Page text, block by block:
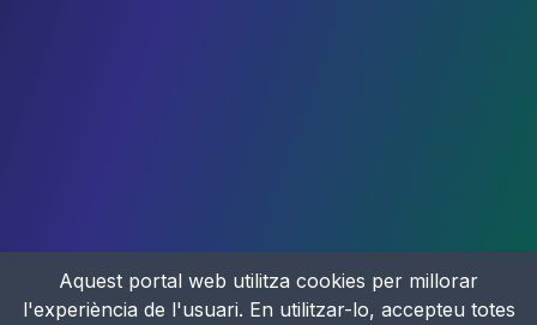
Aquest portal web utilitza cookies per millorar
l'experiència de l'usuari. En utilitzar-lo, accepteu totes